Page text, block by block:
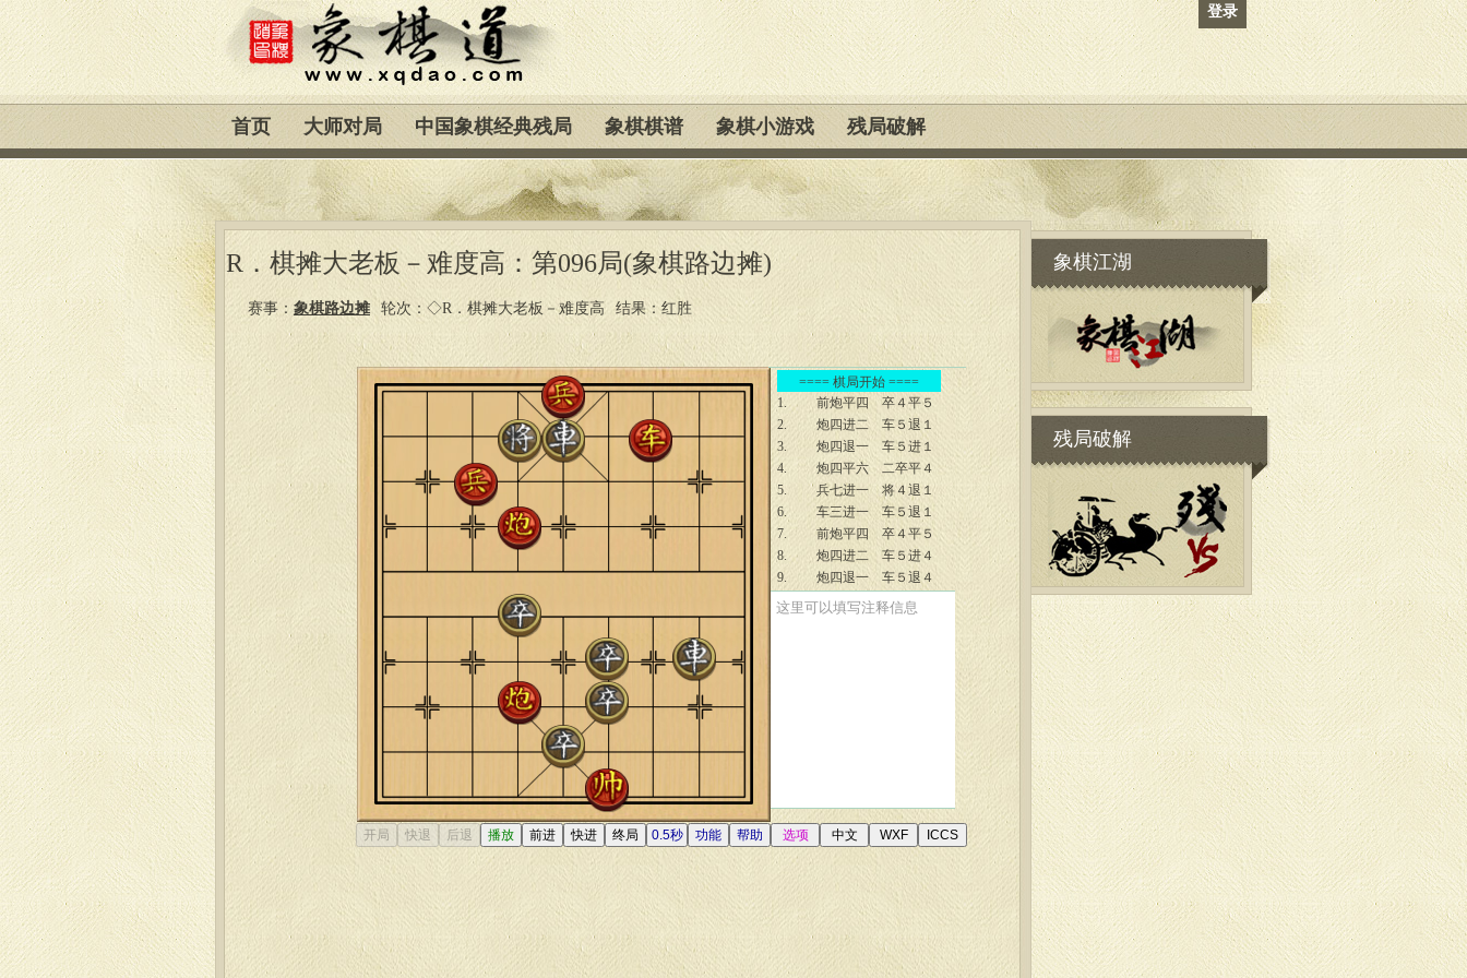
登录
首页 大师对局 中国象棋经典残局 象棋棋谱 象棋小游戏 残局破解
R．棋摊大老板－难度高：第096局(象棋路边摊)
赛事： 象棋路边摊 轮次：◇R．棋摊大老板－难度高 结果：红胜
==== 棋局开始 ====
1.
前炮平四
卒４平５
2.
炮四进二
车５退１
3.
炮四退一
车５进１
4.
炮四平六
二卒平４
5.
兵七进一
将４退１
6.
车三进一
车５退１
7.
前炮平四
卒４平５
8.
炮四进二
车５进４
9.
炮四退一
车５退４
10.
炮四平六
二卒平４
这里可以填写注释信息
象棋江湖
残局破解